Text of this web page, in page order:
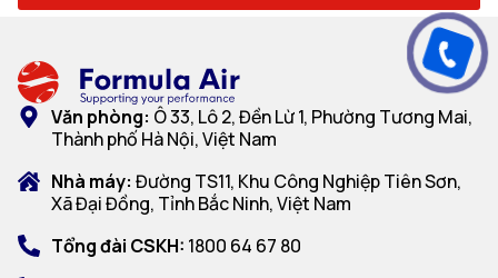
Văn phòng: Ô 33, Lô 2, Đền Lừ 1, Phường Tương Mai,
Thành phố Hà Nội, Việt Nam
Nhà máy: Đường TS11, Khu Công Nghiệp Tiên Sơn,
Xã Đại Đồng, Tỉnh Bắc Ninh, Việt Nam
Tổng đài CSKH: 1800 64 67 80